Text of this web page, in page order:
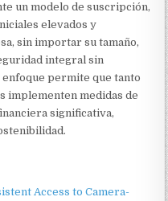
un modelo de suscripción,
elevados y
sin importar su tamaño,
integral sin
permite que tanto
implementen medidas de
significativa,
Access to Camera-